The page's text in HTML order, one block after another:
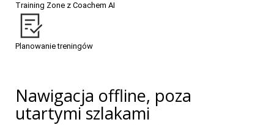
Training Zone z Coachem AI
Planowanie treningów
Nawigacja offline, poza
utartymi szlakami